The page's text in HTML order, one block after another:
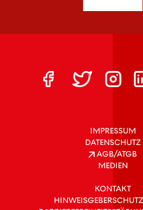
IMPRESSUM
DATENSCHUTZ
AGB/ATGB
MEDIEN
KONTAKT